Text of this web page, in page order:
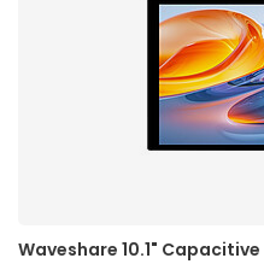
Waveshare 10.1"